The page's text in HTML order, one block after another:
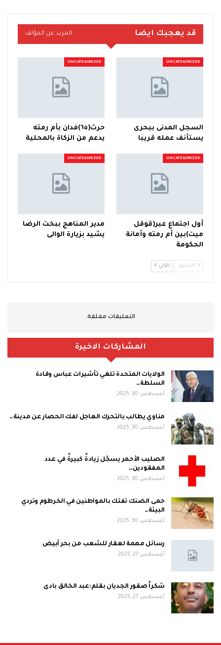
قد يعجبك ايضا المزيد عن المؤلف
UNCATEGORIZED
السجل المدنى ببحرى
يستأنف عمله قريبا
UNCATEGORIZED
حرث(٦٥)فدان بأم رمته
يدعم من الزكاة بالمحلية
UNCATEGORIZED
أول اجتماع عبر(قوقل
ميت)بين أم رمته وأمانة
الحكومة
UNCATEGORIZED
مدير المناهج ببخت الرضا
يشيد بزيارة الوالى
السابق التالي
التعليقات مغلقة.
المشاركات الاخيرة
الولايات المتحدة تلغي تأشيرات عباس وقادة
السلطة…
أغسطس 30, 2025
مناوي يطالب بالتحرك العاجل لفك الحصار عن مدينة…
أغسطس 30, 2025
الصليب الأحمر يسجّل زيادةً كبيرةً في عدد
المفقودين…
أغسطس 30, 2025
حمى الضنك تفتك بالمواطنين في الخرطوم وتردي
البيئة…
أغسطس 30, 2025
رسائل مهمة لعقار للشعب من بحر أبيض
أغسطس 27, 2025
شكراً صقور الجديان بقلم:عبد الخالق بادى
أغسطس 27, 2025